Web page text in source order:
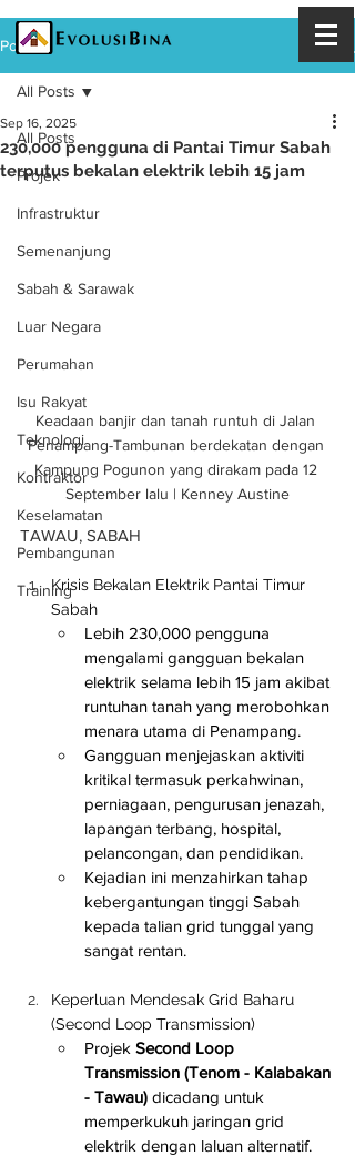
Post
All Posts
Projek
Infrastruktur
Semenanjung
Sabah & Sarawak
Luar Negara
Perumahan
Isu Rakyat
Teknologi
Kontraktor
Keselamatan
Pembangunan
Training
All Posts
230,000 pengguna di Pantai Timur Sabah
terputus bekalan elektrik lebih 15 jam
Sep 16, 2025
Keadaan banjir dan tanah runtuh di Jalan
Penampang-Tambunan berdekatan dengan
Kampung Pogunon yang dirakam pada 12
September lalu | Kenney Austine
TAWAU, SABAH
Krisis Bekalan Elektrik Pantai Timur
Sabah
Lebih 230,000 pengguna
mengalami gangguan bekalan
elektrik selama lebih 15 jam akibat
runtuhan tanah yang merobohkan
menara utama di Penampang.
Gangguan menjejaskan aktiviti
kritikal termasuk perkahwinan,
perniagaan, pengurusan jenazah,
lapangan terbang, hospital,
pelancongan, dan pendidikan.
Kejadian ini menzahirkan tahap
kebergantungan tinggi Sabah
kepada talian grid tunggal yang
sangat rentan.
Keperluan Mendesak Grid Baharu
(Second Loop Transmission)
Projek Second Loop
Transmission (Tenom - Kalabakan
- Tawau) dicadang untuk
memperkukuh jaringan grid
elektrik dengan laluan alternatif.